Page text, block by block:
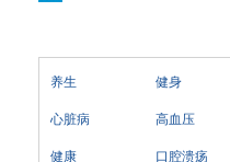
养生 健身
心脏病 高血压
健康 口腔溃疡